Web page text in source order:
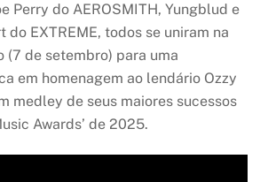
Perry do AEROSMITH, Yungblud e
do EXTREME, todos se uniram na
(7 de setembro) para uma
em homenagem ao lendário Ozzy
medley de seus maiores sucessos
Awards’ de 2025.